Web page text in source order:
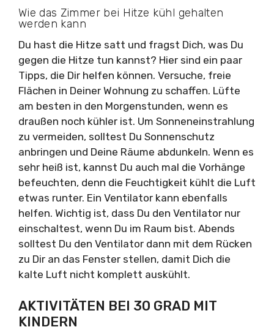
Wie das Zimmer bei Hitze kühl gehalten
werden kann
Du hast die Hitze satt und fragst Dich, was Du
gegen die Hitze tun kannst? Hier sind ein paar
Tipps, die Dir helfen können. Versuche, freie
Flächen in Deiner Wohnung zu schaffen. Lüfte
am besten in den Morgenstunden, wenn es
draußen noch kühler ist. Um Sonneneinstrahlung
zu vermeiden, solltest Du Sonnenschutz
anbringen und Deine Räume abdunkeln. Wenn es
sehr heiß ist, kannst Du auch mal die Vorhänge
befeuchten, denn die Feuchtigkeit kühlt die Luft
etwas runter. Ein Ventilator kann ebenfalls
helfen. Wichtig ist, dass Du den Ventilator nur
einschaltest, wenn Du im Raum bist. Abends
solltest Du den Ventilator dann mit dem Rücken
zu Dir an das Fenster stellen, damit Dich die
kalte Luft nicht komplett auskühlt.
AKTIVITÄTEN BEI 30 GRAD MIT
KINDERN